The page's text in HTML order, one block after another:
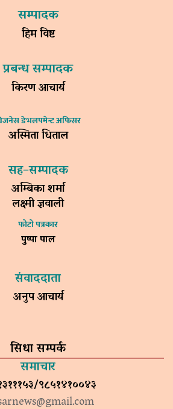
सम्पादक
हिम विष्ट
प्रबन्ध सम्पादक
किरण आचार्य
डेभलपमेन्ट अफिसर
अस्मिता धिताल
सह–सम्पादक
अम्बिका शर्मा
लक्ष्मी ज्ञवाली
फोटो पत्रकार
पुष्पा पाल
संवाददाता
अनुप आचार्य
सिधा सम्पर्क
समाचार
९८५१४१००४३